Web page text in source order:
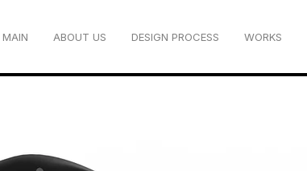
MAIN ABOUT US DESIGN PROCESS WORKS